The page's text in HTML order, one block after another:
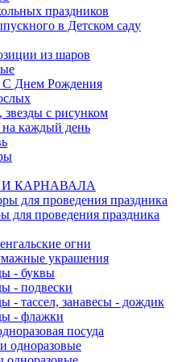
праздников
в Детском саду
из шаров
С Днем Рождения
звезды с рисунком
каждый день
КАРНАВАЛА
для проведения праздника
для проведения праздника
огни
украшения
- буквы
- подвески
- тассел, занавесы - дождик
- флажки
посуда
одноразовые